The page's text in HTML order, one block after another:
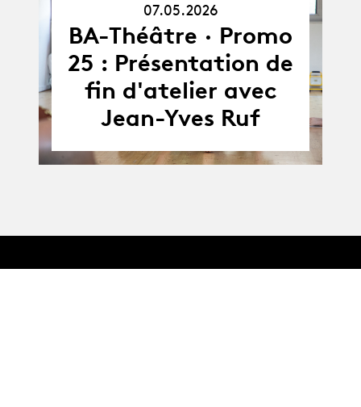
07.05.26
07.05.2026
BA-Théâtre · Promo
25 : Présentation de
fin d'atelier avec
Jean-Yves Ruf